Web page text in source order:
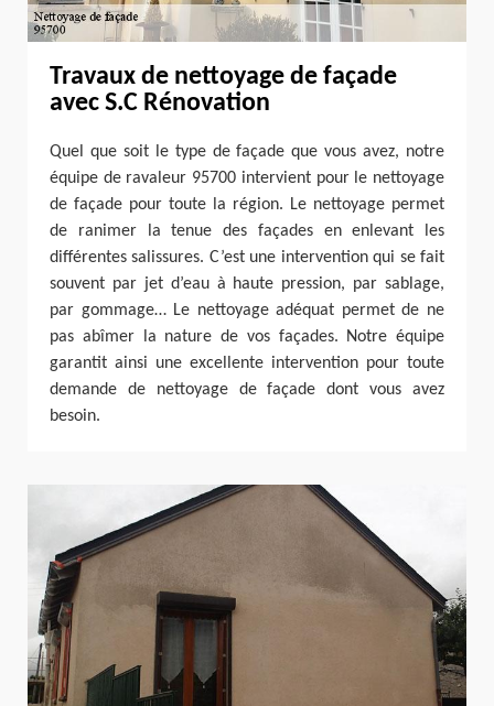
Travaux de nettoyage de façade
avec S.C Rénovation
Quel que soit le type de façade que vous avez, notre
équipe de ravaleur 95700 intervient pour le nettoyage
de façade pour toute la région. Le nettoyage permet
de ranimer la tenue des façades en enlevant les
différentes salissures. C’est une intervention qui se fait
souvent par jet d’eau à haute pression, par sablage,
par gommage… Le nettoyage adéquat permet de ne
pas abîmer la nature de vos façades. Notre équipe
garantit ainsi une excellente intervention pour toute
demande de nettoyage de façade dont vous avez
besoin.